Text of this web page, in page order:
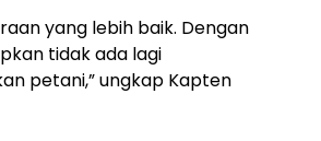
yang lebih baik. Dengan
tidak ada lagi
petani,” ungkap Kapten